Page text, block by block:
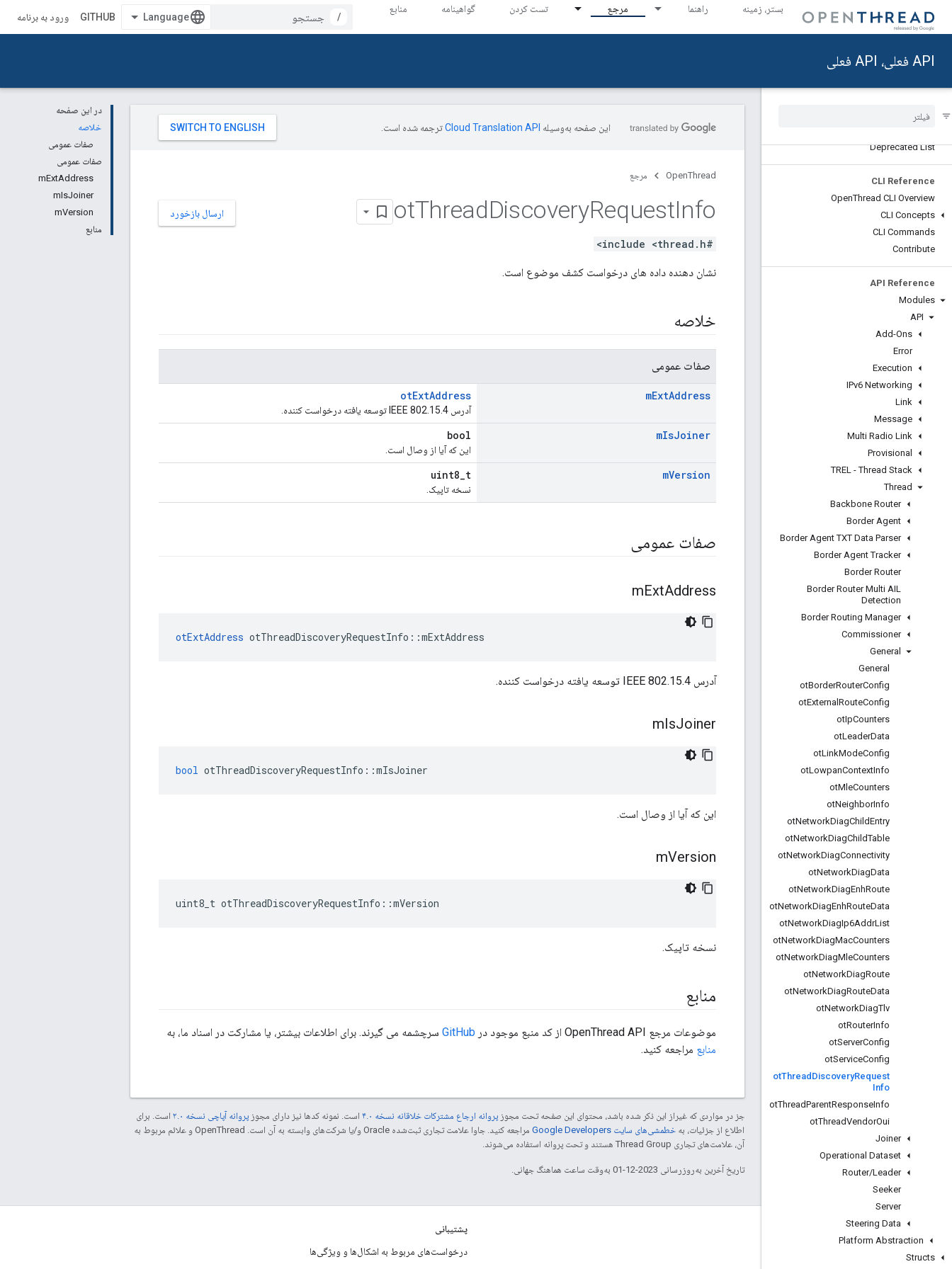
بستر، زمینه راهنما مرجع تست کردن گواهینامه منابع
/
GITHUB ورود به برنامه
API فعلی، API فعلی
Reference [ab2812307b]
Deprecated List
CLI Reference
OpenThread CLI Overview
CLI Concepts
CLI Commands
Contribute
API Reference
Modules
API
Add-Ons
Error
Execution
IPv6 Networking
Link
Message
Multi Radio Link
Provisional
TREL - Thread Stack
Thread
Backbone Router
Border Agent
Border Agent TXT Data Parser
Border Agent Tracker
Border Router
Border Router Multi AIL
Detection
Border Routing Manager
Commissioner
General
General
otBorderRouterConfig
otExternal RouteConfig
otIpCounters
otLeaderData
otLinkModeConfig
otLowpanContextInfo
otMleCounters
otNeighborInfo
otNetworkDiagChildEntry
otNetworkDiagChildTable
otNetworkDiagConnectivity
otNetworkDiagData
otNetworkDiagEnhRoute
otNetworkDiagEnhRouteData
otNetworkDiagIp6AddrList
otNetworkDiagMacCounters
otNetworkDiagMleCounters
otNetworkDiagRoute
otNetworkDiagRouteData
otNetworkDiagTlv
otRouterInfo
otServerConfig
otServiceConfig
otThread DiscoveryRequest
Info
otThreadParentResponseInfo
otThreadVendorOui
Joiner
Operational Dataset
Router/Leader
Seeker
Server
Steering Data
Platform Abstraction
Structs
در این صفحه
خلاصه
صفات عمومی
صفات عمومی
mExtAddress
mIsJoiner
mVersion
منابع
این صفحه به‌وسیله ترجمه شده است.
OpenThread مرجع
ارسال بازخورد otThreadDiscoveryRequestInfo
#include <thread.h>
نشان دهنده داده های درخواست کشف موضوع است.
خلاصه
صفات عمومی
mExtAddress
otExtAddress
آدرس IEEE 802.15.4 توسعه یافته درخواست کننده.
mIsJoiner
bool
این که آیا از وصال است.
mVersion
uint8_t
نسخه تاپیک.
صفات عمومی
mExtAddress
otExtAddress otThreadDiscoveryRequestInfo ::mExtAddress
آدرس IEEE 802.15.4 توسعه یافته درخواست کننده.
mIsJoiner
bool otThreadDiscoveryRequestInfo ::mIsJoiner
این که آیا از وصال است.
mVersion
uint8_t otThreadDiscoveryRequestInfo ::mVersion
نسخه تاپیک.
منابع
موضوعات مرجع OpenThread API از کد منبع موجود در GitHub سرچشمه می گیرند. برای اطلاعات بیشتر، یا مشارکت در اسناد ما، به
منابع مراجعه کنید.
جز در مواردی که غیراز این ذکر شده باشد، محتوای این صفحه تحت مجوز پروانه ارجاع مشترکات خلاقانه نسخه ۴.۰ است. نمونه کدها نیز دارای مجوز پروانه آپاچی نسخه ۲.۰
است. برای
اطلاع از جزئیات، به خطمشی‌های سایت Google Developers‏
مراجعه کنید. جاوا علامت تجاری ثبت‌شده Oracle و/یا شرکت‌های وابسته به آن است. ‫OpenThread و علائم مربوط به
آن، علامت‌های تجاری Thread Group هستند و تحت پروانه استفاده می‌شوند.
تاریخ آخرین به‌روزرسانی 2023-12-01 به‌وقت ساعت هماهنگ جهانی.
GitHub
پشتیبانی
درخواست‌های مربوط به اشکال‌ها و ویژگی‌ها